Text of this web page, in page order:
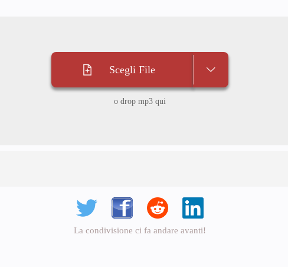
Scegli File
o drop mp3 qui
La condivisione ci fa andare avanti!